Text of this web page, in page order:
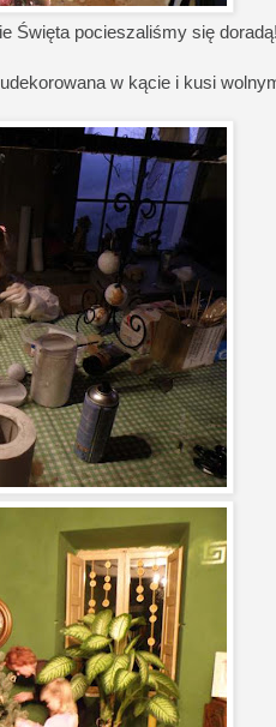
Święta pocieszaliśmy się
w kącie i kusi